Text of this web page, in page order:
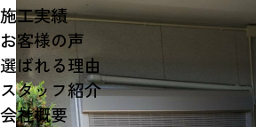
施工実績
お客様の声
選ばれる理由
スタッフ紹介
会社概要